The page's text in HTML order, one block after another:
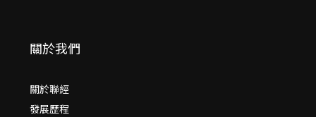
關於我們
關於聯經
發展歷程